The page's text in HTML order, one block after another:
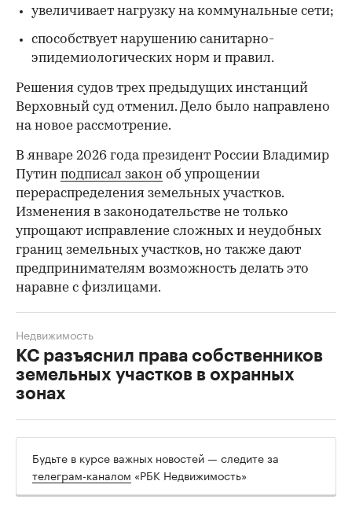
увеличивает нагрузку на коммунальные сети;
способствует нарушению санитарно-
эпидемиологических норм и правил.
Решения судов трех предыдущих инстанций
Верховный суд отменил. Дело было направлено
на новое рассмотрение.
В январе 2026 года президент России Владимир
Путин подписал закон об упрощении
перераспределения земельных участков.
Изменения в законодательстве не только
упрощают исправление сложных и неудобных
границ земельных участков, но также дают
предпринимателям возможность делать это
наравне с физлицами.
КС разъяснил права собственников
земельных участков в охранных
зонах
Недвижимость
Будьте в курсе важных новостей — следите за
телеграм-каналом «РБК Недвижимость»